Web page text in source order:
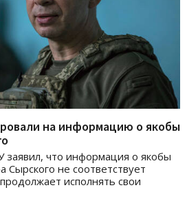
на информацию о якобы
что информация о якобы
Сырского не соответствует
исполнять свои